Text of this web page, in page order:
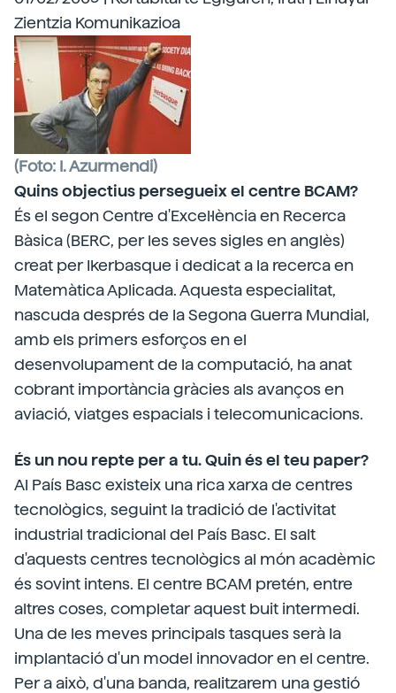
Zientzia Komunikazioa
(Foto: I. Azurmendi)
Quins objectius persegueix el centre BCAM?
És el segon Centre d'Excel·lència en Recerca
Bàsica (BERC, per les seves sigles en anglès)
creat per Ikerbasque i dedicat a la recerca en
Matemàtica Aplicada. Aquesta especialitat,
nascuda després de la Segona Guerra Mundial,
amb els primers esforços en el
desenvolupament de la computació, ha anat
cobrant importància gràcies als avanços en
aviació, viatges espacials i telecomunicacions.
És un nou repte per a tu. Quin és el teu paper?
Al País Basc existeix una rica xarxa de centres
tecnològics, seguint la tradició de l'activitat
industrial tradicional del País Basc. El salt
d'aquests centres tecnològics al món acadèmic
és sovint intens. El centre BCAM pretén, entre
altres coses, completar aquest buit intermedi.
Una de les meves principals tasques serà la
implantació d'un model innovador en el centre.
Per a això, d'una banda, realitzarem una gestió